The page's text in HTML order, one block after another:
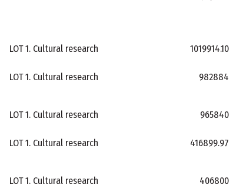
LOT 1. Cultural research 1019914.10
LOT 1. Cultural research 982884
LOT 1. Cultural research 965840
LOT 1. Cultural research 416899.97
LOT 1. Cultural research 406800